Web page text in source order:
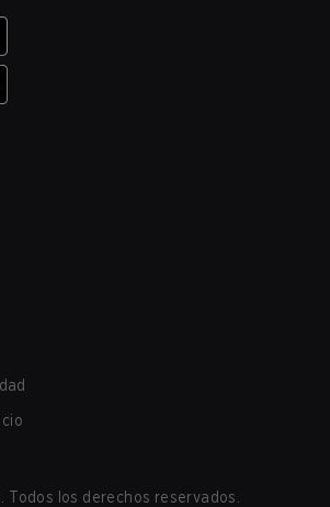
Todos los derechos reservados.